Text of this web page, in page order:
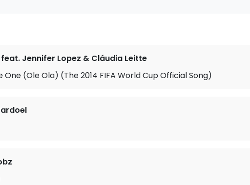
Jennifer Lopez & Cláudia Leitte
One (Ole Ola) (The 2014 FIFA World Cup Official Song)